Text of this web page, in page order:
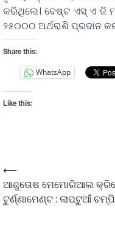
କରିଥିଲେ। ବେଷ୍ଟ ଏସ୍ ଏ ଜି
୨୫୦୦୦ ଅର୍ଥରାଶି ପ୍ରଦାନ
Share this:
WhatsApp
Like this:
⟵
ଆଶୁତୋଷ ମେମୋରିଆଲ
ଟୁର୍ଣ୍ଣାମେଣ୍ଟ : ଲାପଟୁଆଁ